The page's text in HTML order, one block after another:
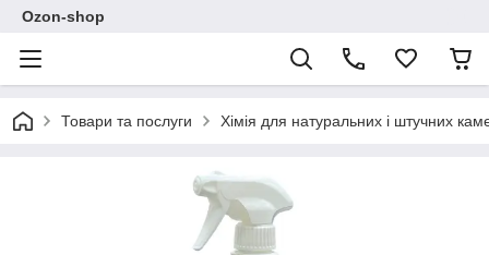
Ozon-shop
Товари та послуги Хімія для натуральних і штучних